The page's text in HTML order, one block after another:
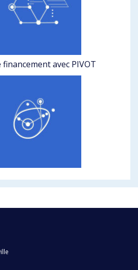
financement avec PIVOT